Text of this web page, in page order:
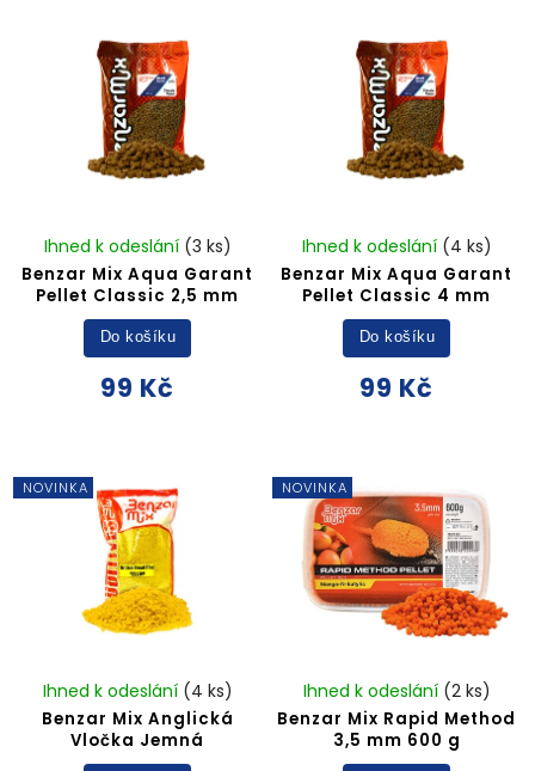
Benzar Mix Aqua Garant
Pellet Classic 2,5 mm
Ihned k odeslání (3 ks)
99 Kč
Do košíku
Benzar Mix Aqua Garant
Pellet Classic 4 mm
Ihned k odeslání (4 ks)
99 Kč
Do košíku
NOVINKA
Benzar Mix Anglická
Vločka Jemná
Ihned k odeslání (4 ks)
NOVINKA
Benzar Mix Rapid Method
3,5 mm 600 g
Ihned k odeslání (2 ks)